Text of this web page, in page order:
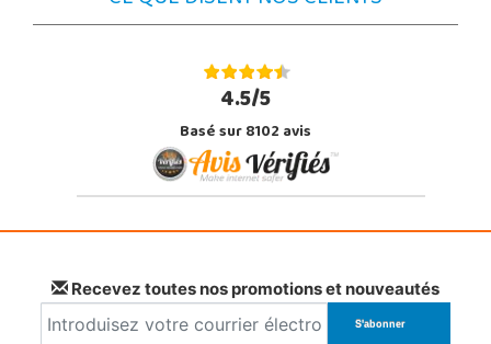
4.5/5
Basé sur 8102 avis
Recevez toutes nos promotions et nouveautés